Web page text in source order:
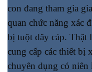
con đang tham gia
quan chức năng xác
bị tuột dây cáp. Thật
cung cấp các thiết bị
chuyên dụng có